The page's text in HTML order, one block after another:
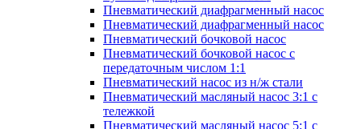
Пневматический диафрагменный насос
Пневматический диафрагменный насос
Пневматический бочковой насос
Пневматический бочковой насос с
передаточным числом 1:1
Пневматический насос из н/ж стали
Пневматический масляный насос 3:1 с
тележкой
Пневматический масляный насос 5:1 с